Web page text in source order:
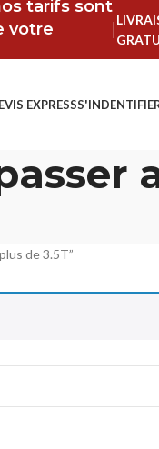
tarifs sont
votre
EXPRESS
de 3.5T”